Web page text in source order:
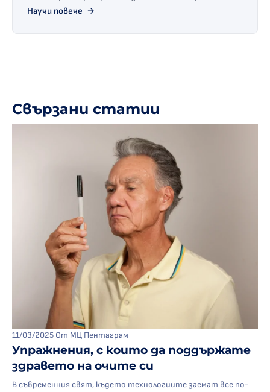
в София. Запишете час сега!
Научи повече
Свързани статии
11/03/2025 От МЦ Пентаграм
Упражнения, с които да поддържате
здравето на очите си
В съвременния свят, където технологиите заемат все по-